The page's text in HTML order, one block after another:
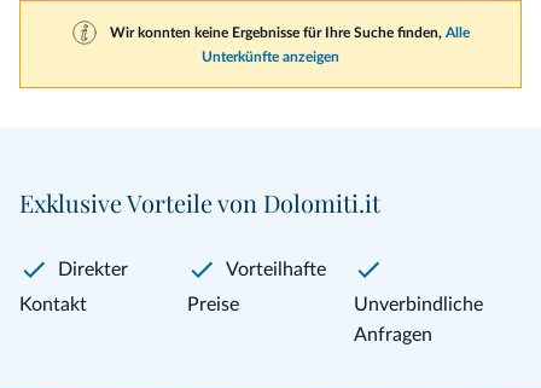
Wir konnten keine Ergebnisse für Ihre Suche finden, Alle
Unterkünfte anzeigen
Exklusive Vorteile von Dolomiti.it
Direkter
Kontakt
Vorteilhafte
Preise
Unverbindliche
Anfragen